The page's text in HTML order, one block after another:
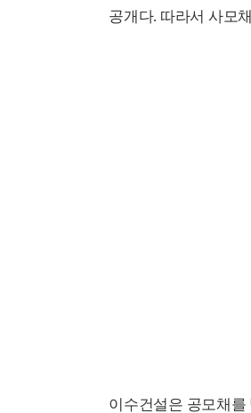
공개다. 따라서 사모
이수건설은 공모채를